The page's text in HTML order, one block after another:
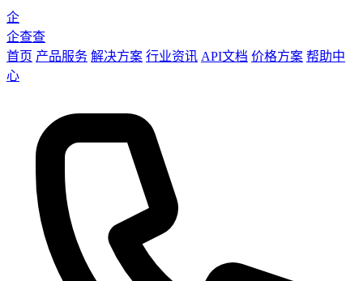
企
企查查
首页 产品服务 解决方案 行业资讯 API文档 价格方案 帮助中
心